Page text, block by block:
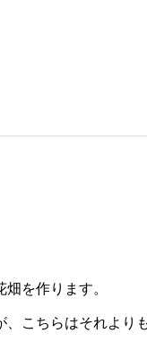
を作ります。
こちらはそれより